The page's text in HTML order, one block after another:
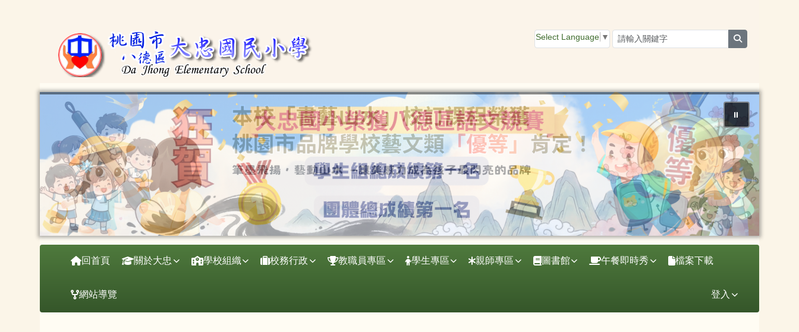
Select Language ▼
⏸
導覽列回首頁 關於大忠 學校組織 校務行政 教職員專區 學生專區 親師專區 圖書館 午餐即時秀 檔案下載
網站導覽 登入